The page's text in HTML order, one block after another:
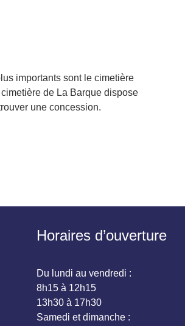
importants sont le cimetière
de La Barque dispose
une concession.
Horaires d’ouverture
Du lundi au vendredi :
8h15 à 12h15
13h30 à 17h30
Samedi et dimanche :